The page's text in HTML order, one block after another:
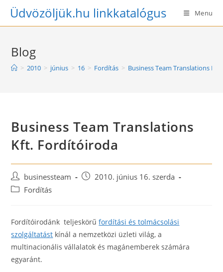
SkipÜdvözöljük.hu linkkatalógus Menu
Blog
> 2010 > június > 16 > Fordítás > Business Team Translations
Business Team Translations
Kft. Fordítóiroda
Post
author:
businessteam
Post2010. június 16. szerda
PostFordítás
Fordítóirodánk teljeskörűfordítási és tolmácsolási
szolgáltatást kínál a nemzetközi üzleti világ, a
multinacionális vállalatok és magánemberek számára
egyaránt.